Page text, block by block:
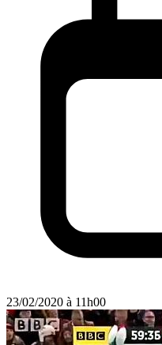
23/02/2020 à 11h00